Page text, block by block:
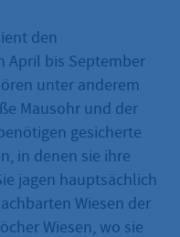
den
April bis September
unter anderem
Mausohr und der
gesicherte
in denen sie ihre
jagen hauptsächlich
Wiesen der
Wiesen, wo sie